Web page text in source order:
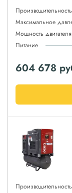
Производительность
Максимальное
Мощность двигателя
Питание
604 678
Производительность